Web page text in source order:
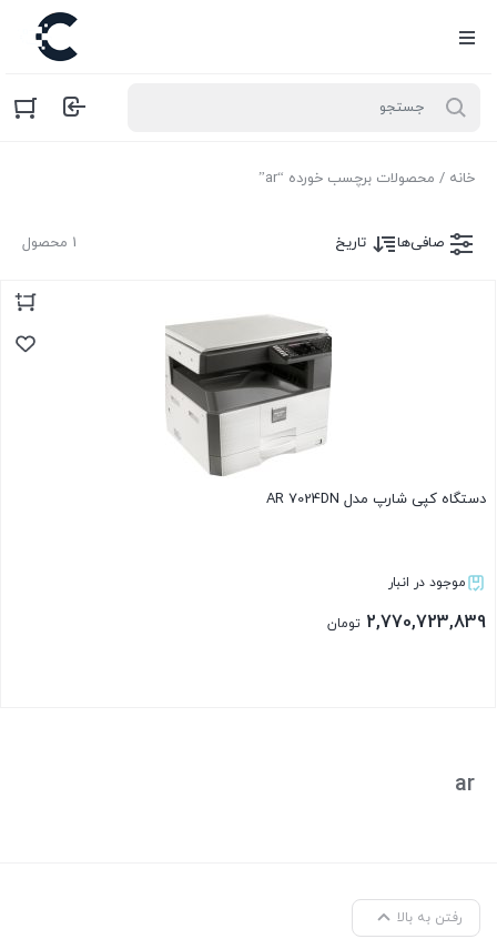
خانه / محصولات برچسب خورده “ar”
1 محصول صافی‌ها تاریخ
دستگاه کپی شارپ مدل AR 7024DN
موجود در انبار
2,770,723,839 تومان
ar
رفتن به بالا